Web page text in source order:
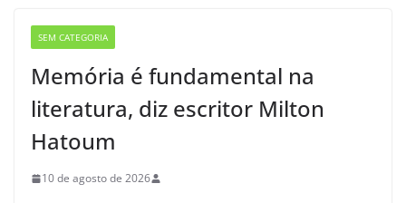
SEM CATEGORIA
Memória é fundamental na
literatura, diz escritor Milton
Hatoum
10 de agosto de 2026